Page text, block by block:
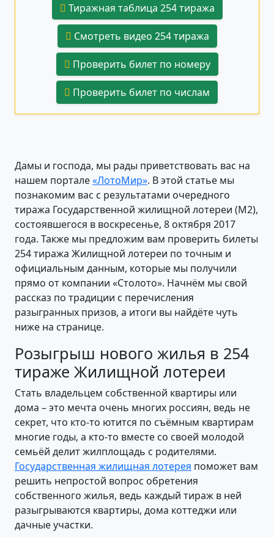
Тиражная таблица 254 тиража
Смотреть видео 254 тиража
Проверить билет по номеру
Проверить билет по числам
Дамы и господа, мы рады приветствовать вас на
нашем портале«ЛотоМир». В этой статье мы
познакомим вас с результатами очередного
тиража Государственной жилищной лотереи (М2),
состоявшегося в воскресенье, 8 октября 2017
года. Также мы предложим вам проверить билеты
254 тиража Жилищной лотереи по точным и
официальным данным, которые мы получили
прямо от компании «Столото». Начнём мы свой
рассказ по традиции с перечисления
разыгранных призов, а итоги вы найдёте чуть
ниже на странице.
Розыгрыш нового жилья в 254
тираже Жилищной лотереи
Стать владельцем собственной квартиры или
дома – это мечта очень многих россиян, ведь не
секрет, что кто-то ютится по съёмным квартирам
многие годы, а кто-то вместе со своей молодой
семьёй делит жилплощадь с родителями.
Государственная жилищная лотерея поможет вам
решить непростой вопрос обретения
собственного жилья, ведь каждый тираж в ней
разыгрываются квартиры, дома коттеджи или
дачные участки.